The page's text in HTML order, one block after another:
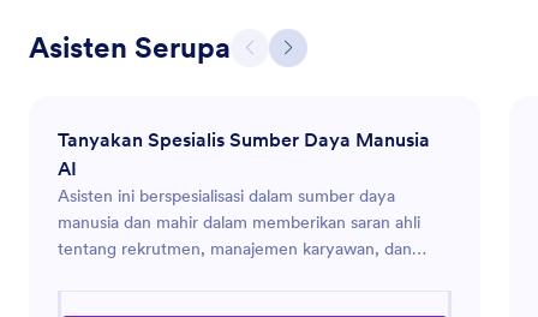
Asisten Serupa
Tanyakan Spesialis Sumber Daya Manusia
AI
Asisten ini berspesialisasi dalam sumber daya
manusia dan mahir dalam memberikan saran ahli
tentang rekrutmen, manajemen karyawan, dan